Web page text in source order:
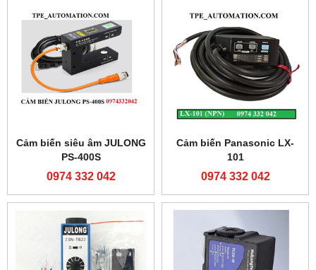
Cảm biến siêu âm JULONG
PS-400S
0974 332 042
Cảm biến Panasonic LX-
101
0974 332 042